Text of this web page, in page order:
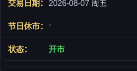
2026-08-07 周五
-
开市